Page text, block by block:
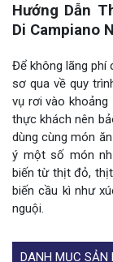
Hướng Dẫn
Di Campiano
Để không lãng phí
sơ qua về quy
vụ rơi vào
thực khách nên
dùng cùng món
ý một số món
biến từ thịt đỏ,
biến cầu kì như
nguội.
DANH MỤC SẢN